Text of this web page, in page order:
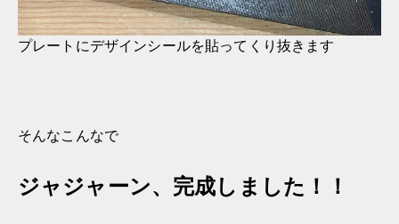
プレートにデザインシールを貼ってくり抜きます
そんなこんなで
ジャジャーン、完成しました！！